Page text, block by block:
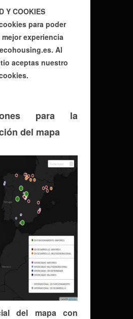
Y COOKIES
para poder
experiencia
Al
aceptas nuestro
para la
del mapa
del mapa con